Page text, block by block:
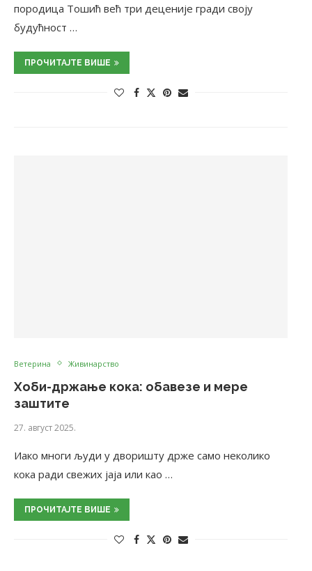
породица Тошић већ три деценије гради своју
будућност …
ПРОЧИТАЈТЕ ВИШЕ
Ветерина Живинарство
Хоби-држање кока: обавезе и мере
заштите
27. август 2025.
Иако многи људи у дворишту држе само неколико
кока ради свежих јаја или као …
ПРОЧИТАЈТЕ ВИШЕ